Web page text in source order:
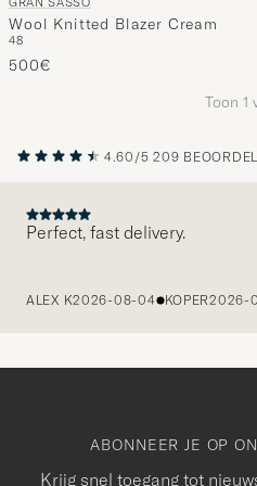
Wool Knitted Blazer Cream
48
500€
Toon 1
4.60/5 209
Perfect, fast delivery.
ALEX K2026-08-04 KOPER2026-
ABONNEER JE OP
Krijg snel toegang tot